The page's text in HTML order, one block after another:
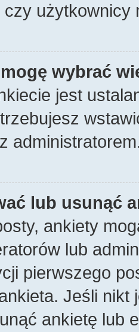
użytkownicy
wybrać
jest
lub usunąć
ankiety
lub
pierwszego
Jeśli nikt
ankietę lub